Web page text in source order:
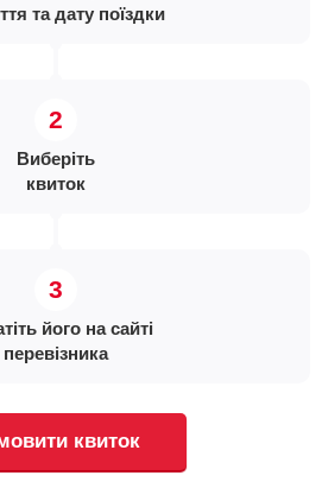
та дату поїздки
Виберіть
квиток
його на сайті
перевізника
квиток